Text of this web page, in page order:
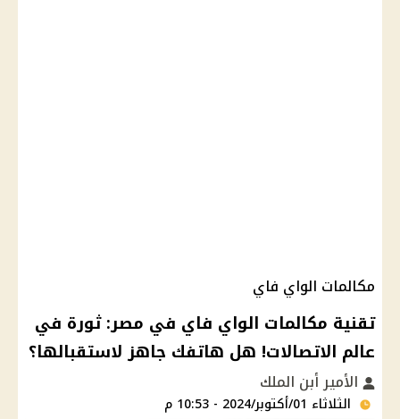
مكالمات الواي فاي
تقنية مكالمات الواي فاي في مصر: ثورة في
عالم الاتصالات! هل هاتفك جاهز لاستقبالها؟
الأمير أبن الملك
الثلاثاء 01/أكتوبر/2024 - 10:53 م